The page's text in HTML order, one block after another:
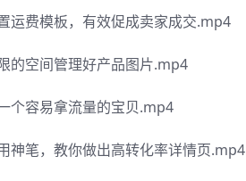
运费模板，有效促成卖家成交.mp4
的空间管理好产品图片.mp4
个容易拿流量的宝贝.mp4
神笔，教你做出高转化率详情页.mp4